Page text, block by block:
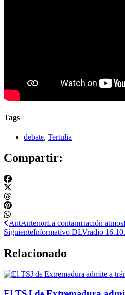
Tags
debate, Tertulia
Compartir:
AntAnteriorLa contaminación
SiguienteInformativo DLVradio
Relacionado